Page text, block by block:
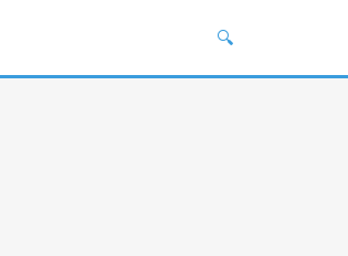
🔍